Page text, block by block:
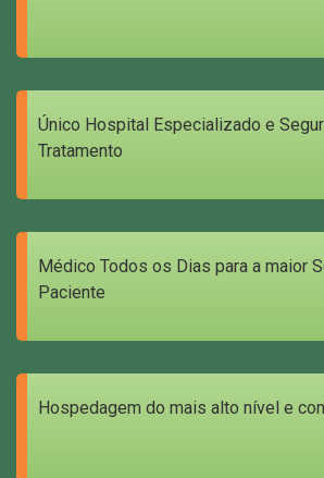
Único Hospital Especializado e
Tratamento
Médico Todos os Dias para a maior
Paciente
Hospedagem do mais alto nível e